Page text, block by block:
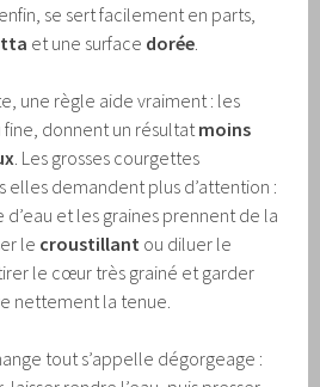
enfin, se sert facilement en parts,
et une surface dorée
une règle aide vraiment : les
donnent un résultat moins
. Les grosses courgettes
elles demandent plus d’attention :
et les graines prennent de la
le croustillant ou diluer le
le cœur très grainé et garder
nettement la tenue.
tout s’appelle dégorgeage :